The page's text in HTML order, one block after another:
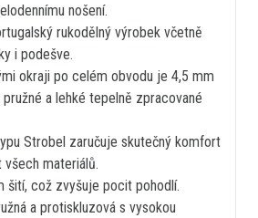
nošení.
rukodělný výrobek včetně
i podešve.
okraji po celém obvodu je 4,5 mm
a lehké tepelně zpracované
Strobel zaručuje skutečný komfort
všech materiálů.
šití, což zvyšuje pocit pohodlí.
a protiskluzová s vysokou